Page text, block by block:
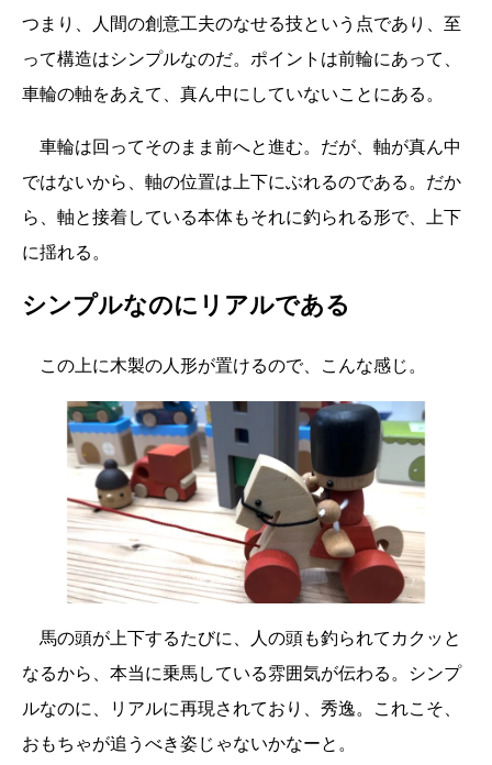
つまり、人間の創意工夫のなせる技という点であり、至
って構造はシンプルなのだ。ポイントは前輪にあって、
車輪の軸をあえて、真ん中にしていないことにある。
車輪は回ってそのまま前へと進む。だが、軸が真ん中
ではないから、軸の位置は上下にぶれるのである。だか
ら、軸と接着している本体もそれに釣られる形で、上下
に揺れる。
シンプルなのにリアルである
この上に木製の人形が置けるので、こんな感じ。
馬の頭が上下するたびに、人の頭も釣られてカクッと
なるから、本当に乗馬している雰囲気が伝わる。シンプ
ルなのに、リアルに再現されており、秀逸。これこそ、
おもちゃが追うべき姿じゃないかなーと。